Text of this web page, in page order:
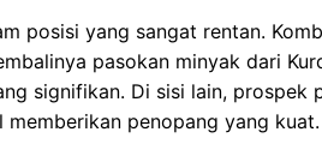
posisi yang sangat rentan.
pasokan minyak dari
signifikan. Di sisi lain, prospek
penopang yang kuat.